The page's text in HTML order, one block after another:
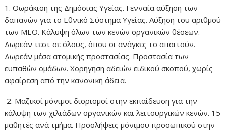
1. Θωράκιση της Δημόσιας Υγείας. Γενναία αύξηση των
δαπανών για το Εθνικό Σύστημα Υγείας. Αύξηση του αριθμού
των ΜΕΘ. Κάλυψη όλων των κενών οργανικών θέσεων.
Δωρεάν τεστ σε όλους, όπου οι ανάγκες το απαιτούν.
Δωρεάν μέσα ατομικής προστασίας. Προστασία των
ευπαθών ομάδων. Χορήγηση αδειών ειδικού σκοπού, χωρίς
αφαίρεση από την κανονική άδεια.
2. Μαζικοί μόνιμοι διορισμοί στην εκπαίδευση για την
κάλυψη των χιλιάδων οργανικών και λειτουργικών κενών. 15
μαθητές ανά τμήμα. Προσλήψεις μόνιμου προσωπικού στην